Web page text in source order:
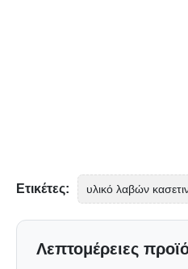
Ετικέτες: υλικό λαβών
Λεπτομέρειες